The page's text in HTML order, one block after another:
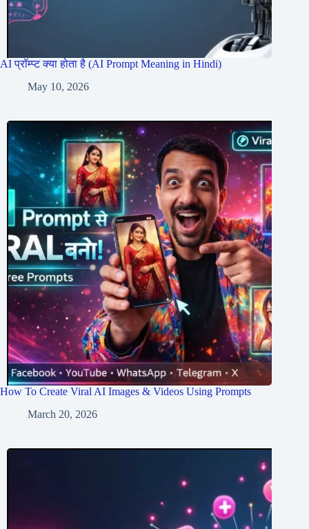
AI प्रॉम्प्ट क्या होता है (AI Prompt Meaning in Hindi)
May 10, 2026
How To Create Viral AI Images & Videos Using Prompts
March 20, 2026